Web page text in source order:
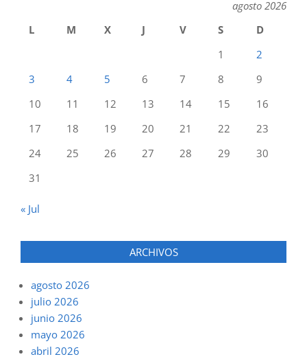
agosto 2026
L
M X J V S
D
1
2
3
4 5 6 7 8
9
10
11 12 13 14 15
16
17
18 19 20 21 22
23
24
25 26 27 28 29
30
31
« Jul
ARCHIVOS
agosto 2026
julio 2026
junio 2026
mayo 2026
abril 2026